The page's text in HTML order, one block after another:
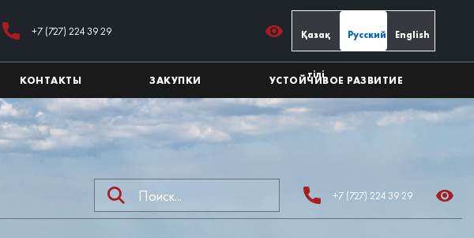
+7 (727) 224 39 29 Қазақ
тілі
Русский English
КОНТАКТЫ ЗАКУПКИ УСТОЙЧИВОЕ РАЗВИТИЕ
+7 (727) 224 39 29